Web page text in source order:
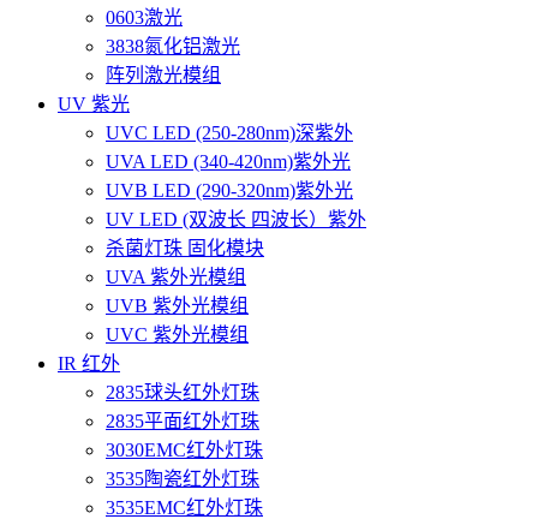
0603激光
3838氮化铝激光
阵列激光模组
UV 紫光
UVC LED (250-280nm)深紫外
UVA LED (340-420nm)紫外光
UVB LED (290-320nm)紫外光
UV LED (双波长 四波长）紫外
杀菌灯珠 固化模块
UVA 紫外光模组
UVB 紫外光模组
UVC 紫外光模组
IR 红外
2835球头红外灯珠
2835平面红外灯珠
3030EMC红外灯珠
3535陶瓷红外灯珠
3535EMC红外灯珠